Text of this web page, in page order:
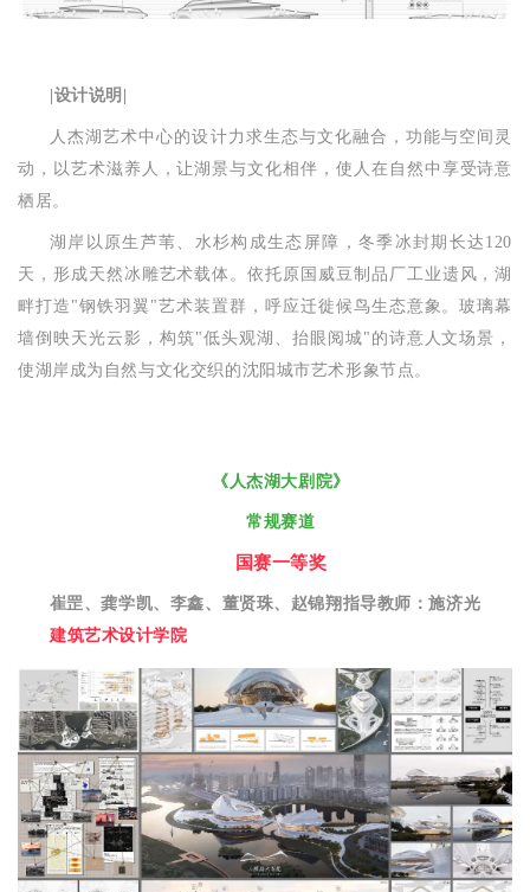
|设计说明|
人杰湖艺术中心的设计力求生态与文化融合，功能与空间灵
动，以艺术滋养人，让湖景与文化相伴，使人在自然中享受诗意
栖居。
湖岸以原生芦苇、水杉构成生态屏障，冬季冰封期长达120
天，形成天然冰雕艺术载体。依托原国威豆制品厂工业遗风，湖
畔打造"钢铁羽翼"艺术装置群，呼应迁徙候鸟生态意象。玻璃幕
墙倒映天光云影，构筑"低头观湖、抬眼阅城"的诗意人文场景，
使湖岸成为自然与文化交织的沈阳城市艺术形象节点。
《人杰湖大剧院》
常规赛道
国赛一等奖
崔罡、龚学凯、李鑫、董贤珠、赵锦翔 指导教师：施济光
建筑艺术设计学院